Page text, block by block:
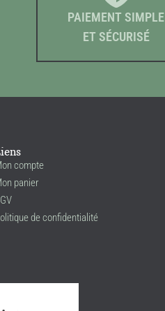
PAIEMENT SIMPLE
ET SÉCURISÉ
compte
panier
de confidentialité